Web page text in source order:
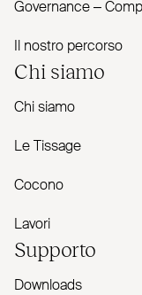
Governance –
Il nostro percorso
Chi siamo
Chi siamo
Le Tissage
Cocono
Lavori
Supporto
Downloads